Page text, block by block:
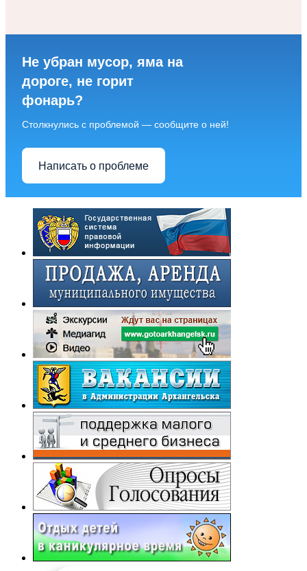
Не убран мусор, яма на
дороге, не горит
фонарь?
Столкнулись с проблемой — сообщите о ней!
Написать о проблеме